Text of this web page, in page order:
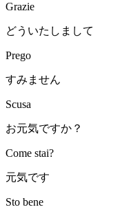
Grazie
どういたしまして
Prego
すみません
Scusa
お元気ですか？
Come stai?
元気です
Sto bene